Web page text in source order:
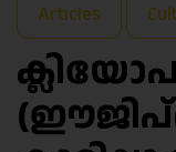
Articles